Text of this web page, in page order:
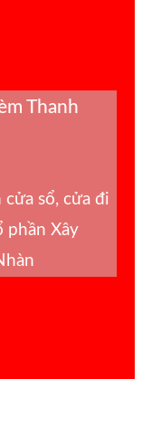
Thanh
cửa sổ, cửa đi
phần Xây